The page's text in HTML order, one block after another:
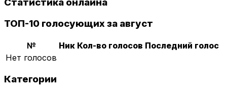
Статистика онлайна
ТОП-10 голосующих за август
№ Ник Кол-во голосов Последний голос
Нет голосов
Категории